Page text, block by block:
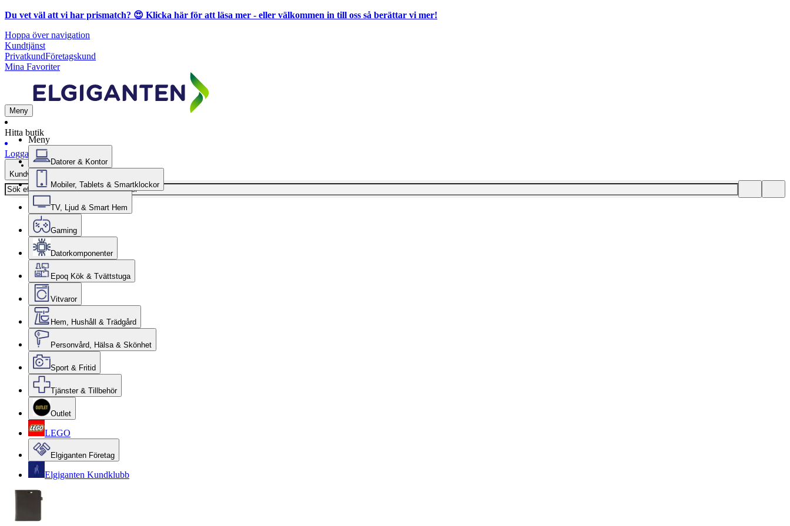
Du vet väl att vi har prismatch? 😍 Klicka här för att läsa mer - eller välkommen in till oss så berättar vi mer!
Hoppa över navigation
Kundtjänst
PrivatkundFöretagskund
Mina Favoriter
Meny
Hitta butik
Logga in
Kundvagn
Meny
Datorer & Kontor
Mobiler, Tablets & Smartklockor
TV, Ljud & Smart Hem
Gaming
Datorkomponenter
Epoq Kök & Tvättstuga
Vitvaror
Hem, Hushåll & Trädgård
Personvård, Hälsa & Skönhet
Sport & Fritid
Tjänster & Tillbehör
Outlet
LEGO
Elgiganten Företag
Elgiganten Kundklubb